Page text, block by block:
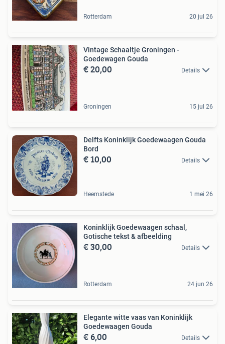
Rotterdam 20 jul 26
Vintage Schaaltje Groningen -
Goedewagen Gouda
€ 20,00 Details
Groningen 15 jul 26
Delfts Koninklijk Goedewaagen Gouda
Bord
€ 10,00 Details
Heemstede 1 mei 26
Koninklijk Goedewaagen schaal,
Gotische tekst & afbeelding
€ 30,00 Details
Rotterdam 24 jun 26
Elegante witte vaas van Koninklijk
Goedewaagen Gouda
€ 6,00 Details